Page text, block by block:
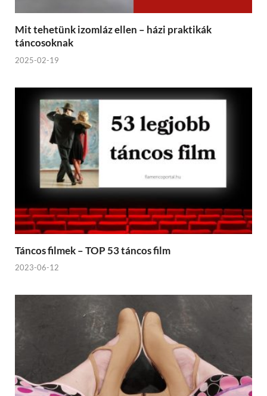
Mit tehetünk izomláz ellen – házi praktikák
táncosoknak
2025-02-19
Táncos filmek – TOP 53 táncos film
2023-06-12